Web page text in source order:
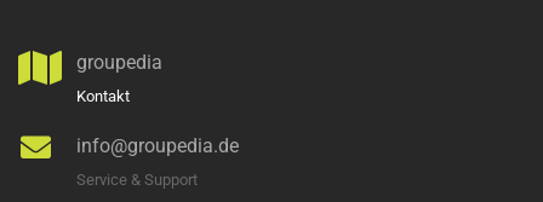
groupedia
Kontakt
info@groupedia.de
Service & Support